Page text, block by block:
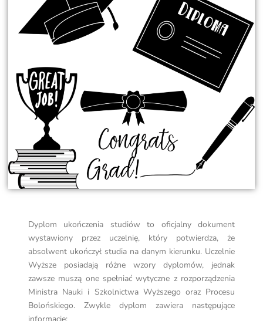
Dyplom ukończenia studiów to oficjalny dokument
wystawiony przez uczelnię, który potwierdza, że
absolwent ukończył studia na danym kierunku. Uczelnie
Wyższe posiadają różne wzory dyplomów, jednak
zawsze muszą one spełniać wytyczne z rozporządzenia
Ministra Nauki i Szkolnictwa Wyższego oraz Procesu
Bolońskiego. Zwykle dyplom zawiera następujące